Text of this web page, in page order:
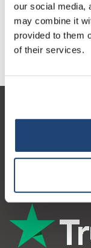
our social media,
may combine it
provided to them
of their services.
Informatie
Contactgegevens